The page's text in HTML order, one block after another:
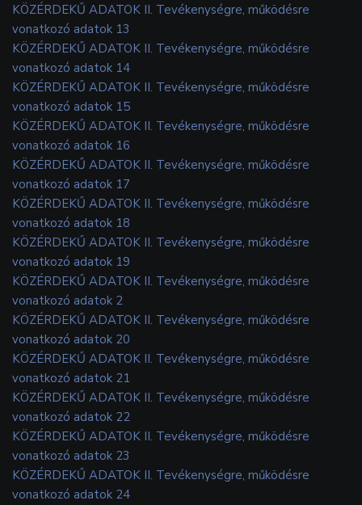
KÖZÉRDEKŰ ADATOK II. Tevékenységre, működésre
vonatkozó adatok 13
KÖZÉRDEKŰ ADATOK II. Tevékenységre, működésre
vonatkozó adatok 14
KÖZÉRDEKŰ ADATOK II. Tevékenységre, működésre
vonatkozó adatok 15
KÖZÉRDEKŰ ADATOK II. Tevékenységre, működésre
vonatkozó adatok 16
KÖZÉRDEKŰ ADATOK II. Tevékenységre, működésre
vonatkozó adatok 17
KÖZÉRDEKŰ ADATOK II. Tevékenységre, működésre
vonatkozó adatok 18
KÖZÉRDEKŰ ADATOK II. Tevékenységre, működésre
vonatkozó adatok 19
KÖZÉRDEKŰ ADATOK II. Tevékenységre, működésre
vonatkozó adatok 2
KÖZÉRDEKŰ ADATOK II. Tevékenységre, működésre
vonatkozó adatok 20
KÖZÉRDEKŰ ADATOK II. Tevékenységre, működésre
vonatkozó adatok 21
KÖZÉRDEKŰ ADATOK II. Tevékenységre, működésre
vonatkozó adatok 22
KÖZÉRDEKŰ ADATOK II. Tevékenységre, működésre
vonatkozó adatok 23
KÖZÉRDEKŰ ADATOK II. Tevékenységre, működésre
vonatkozó adatok 24